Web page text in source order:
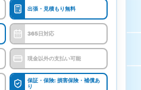
・クラス
市長田１丁目12−４
栃木県
出張・見積もり無料
365日対応
現金以外の支払い可能
保証・保険: 損害保険・補償あ
り